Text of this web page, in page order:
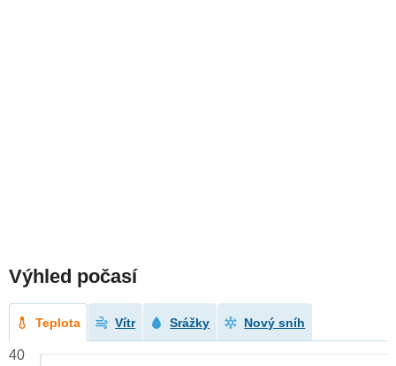
Výhled počasí
Teplota Vítr Srážky Nový sníh
40